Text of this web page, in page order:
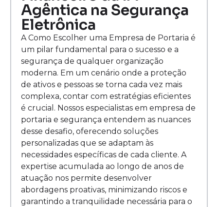
Agêntica na Segurança
Eletrônica
A Como Escolher uma Empresa de Portaria é
um pilar fundamental para o sucesso e a
segurança de qualquer organização
moderna. Em um cenário onde a proteção
de ativos e pessoas se torna cada vez mais
complexa, contar com estratégias eficientes
é crucial. Nossos especialistas em empresa de
portaria e segurança entendem as nuances
desse desafio, oferecendo soluções
personalizadas que se adaptam às
necessidades específicas de cada cliente. A
expertise acumulada ao longo de anos de
atuação nos permite desenvolver
abordagens proativas, minimizando riscos e
garantindo a tranquilidade necessária para o